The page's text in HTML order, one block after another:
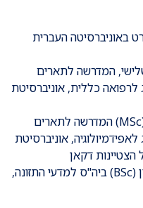
באוניברסיטה העברית
שלישי, המדרשה לתארים
כללית, אוניברסיטת
2009-2012 - לימודי תואר שני (MSc) המדרשה לתארים
אוניברסיטת
הצטיינות דקאן
2006-2009- לימודי תואר ראשון (BSc) ביה"ס למדעי התזונה,